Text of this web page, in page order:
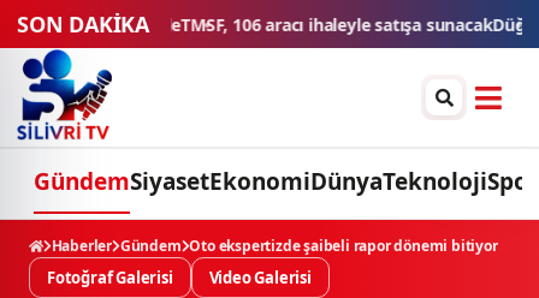
SON DAKİKA
satışa sunacak Düğün konvoyuna ağır fatura: 540 bin lira
GündemSiyasetEkonomiDünyaTeknolojiSpor
Haberler Gündem Oto ekspertizde şaibeli rapor dönemi bitiyor
Fotoğraf Galerisi Video Galerisi